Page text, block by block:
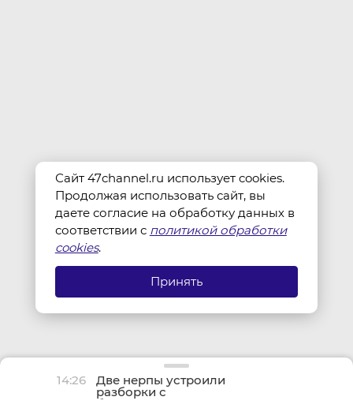
14:26 Две нерпы устроили
разборки с
бесконтактным
Сайт 47channel.ru использует cookies.
Продолжая использовать сайт, вы
даете согласие на обработку данных в
соответствии с политикой обработки
cookies.
Принять